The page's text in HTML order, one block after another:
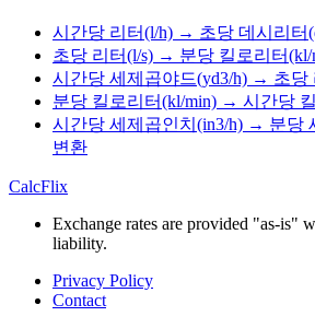
시간당 리터(l/h) → 초당 데시리터
초당 리터(l/s) → 분당 킬로리터(kl/
시간당 세제곱야드(yd3/h) → 초당
분당 킬로리터(kl/min) → 시간당
시간당 세제곱인치(in3/h) → 분당
변환
CalcFlix
Exchange rates are provided "as-is"
liability.
Privacy Policy
Contact